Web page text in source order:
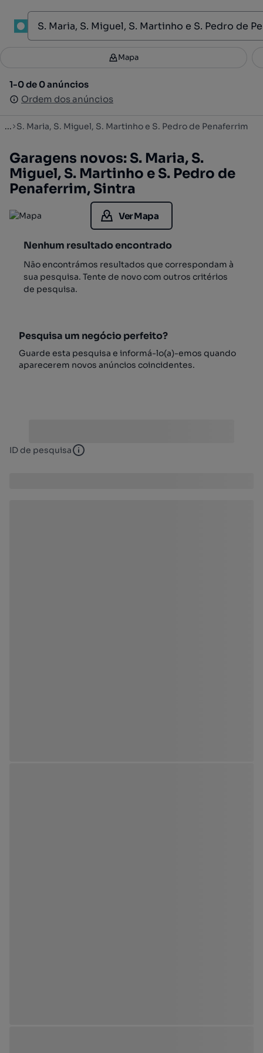
1
Filtros 3
1-0 de 0 anúncios
Ordem dos anúncios
Mapa
1-0 de 0 anúncios
Ordem dos anúncios
... S. Maria, S. Miguel, S. Martinho e S. Pedro de Penaferrim
Garagens novos: S. Maria, S.
Miguel, S. Martinho e S. Pedro de
Penaferrim, Sintra
Ver Mapa
Nenhum resultado encontrado
Não encontrámos resultados que correspondam à
sua pesquisa. Tente de novo com outros critérios
de pesquisa.
Pesquisa um negócio perfeito?
Guarde esta pesquisa e informá-lo(a)-emos quando
aparecerem novos anúncios coincidentes.
ID de pesquisa ID de pesquisa